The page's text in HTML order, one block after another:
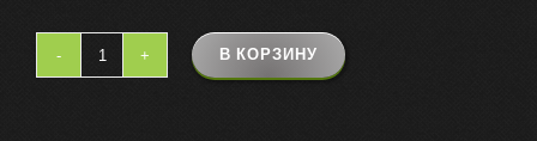
Количество
В КОРЗИНУ